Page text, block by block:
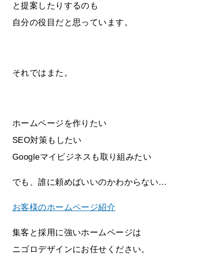
と提案したりするのも
自分の役目だと思っています。
それではまた。
ホームページを作りたい
SEO対策もしたい
Googleマイビジネスも取り組みたい
でも、誰に頼めばいいのかわからない…
お客様のホームページ紹介
集客と採用に強いホームページは
ニゴロデザインにお任せください。